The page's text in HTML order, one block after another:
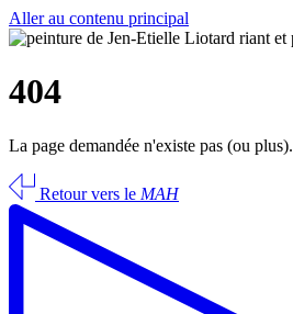
Aller au contenu principal
404
La page demandée n'existe pas (ou plus).
Retour vers le MAH